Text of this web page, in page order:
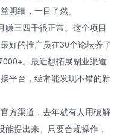
明细，一目了然。
赚三四千很正常。这个项目
好的推广员在30个论坛养了
。最近想拓展副业渠道
平台，经常能发现不错的新
方渠道，去年就有人用破解
提出来。只要合规操作，